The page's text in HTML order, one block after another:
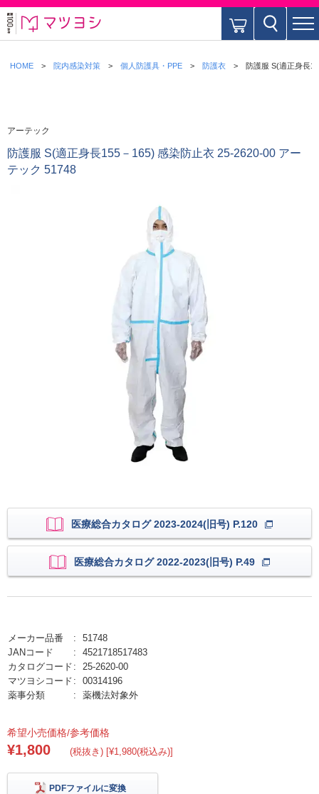
HOME 院内感染対策 個人防護具・PPE 防護衣 防護服 S(適正身長
アーテック
防護服 S(適正身長155－165) 感染防止衣 25-2620-00 アー
テック 51748
医療総合カタログ 2023-2024(旧号) P.120
医療総合カタログ 2022-2023(旧号) P.49
メーカー品番
51748
JANコード
4521718517483
カタログコード
25-2620-00
マツヨシコード
00314196
薬事分類
薬機法対象外
希望小売価格/参考価格
¥1,800 (税抜き) [¥1,980(税込み)]
PDFファイルに変換